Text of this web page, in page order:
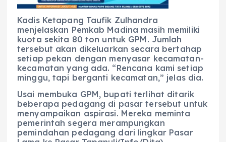
Kadis Ketapang Taufik Zulhandra
menjelaskan Pemkab Madina masih memiliki
kuota sekita 80 ton untuk GPM. Jumlah
tersebut akan dikeluarkan secara bertahap
setiap pekan dengan menyasar kecamatan-
kecamatan yang ada. “Rencana kami setiap
minggu, tapi berganti kecamatan,” jelas dia.
Usai membuka GPM, bupati terlihat ditarik
beberapa pedagang di pasar tersebut untuk
menyampaikan aspirasi. Mereka meminta
pemerintah segera merampungkan
pemindahan pedagang dari lingkar Pasar